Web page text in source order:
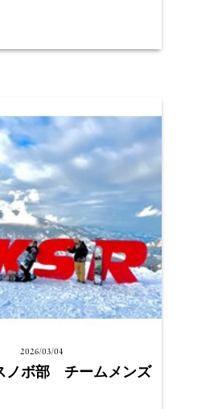
2026/03/04
ノボ部 チームメンズ